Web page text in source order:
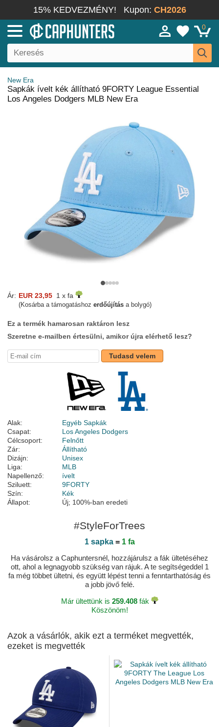
15% KEDVEZMÉNY! Kupon: CH2026
0
New Era
Sapkák ívelt kék állítható 9FORTY League Essential
Los Angeles Dodgers MLB New Era
Ár: EUR 23,95 1 x fa
(Kosárba a támogatáshoz erdőújítás a bolygó)
Ez a termék hamarosan raktáron lesz
Szeretne e-mailben értesülni, amikor újra elérhető lesz?
Tudasd velem
Alak:
Egyéb Sapkák
Csapat:
Los Angeles Dodgers
Célcsoport:
Felnőtt
Zár:
Állítható
Dizájn:
Unisex
Liga:
MLB
Napellenző:
ívelt
Sziluett:
9FORTY
Szín:
Kék
Állapot:
Új; 100%-ban eredeti
#StyleForTrees
1 sapka= 1 fa
Ha vásárolsz a Caphuntersnél, hozzájárulsz a fák ültetéséhez
ott, ahol a legnagyobb szükség van rájuk. A te segítségeddel 1
fa még többet ültetni, és együtt lépést tenni a fenntarthatóság és
a jobb jövő felé.
Már ültettünk is 259.408fák
Köszönöm!
Azok a vásárlók, akik ezt a terméket megvették,
ezeket is megvették